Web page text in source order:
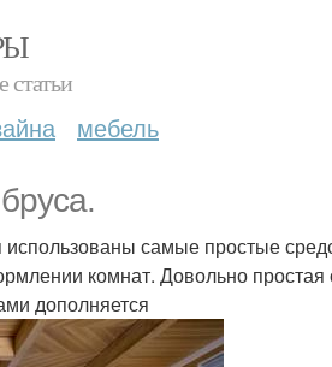
статьи
мебель
самые простые
комнат. Довольно простая
дополняется